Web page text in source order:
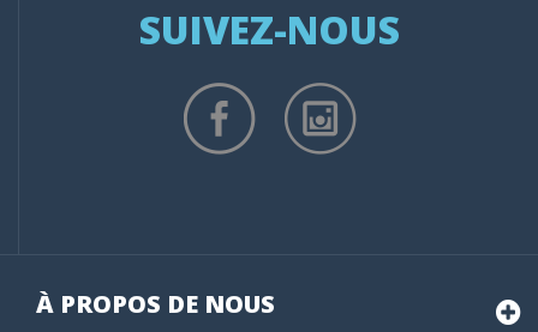
SUIVEZ-NOUS
À PROPOS DE NOUS